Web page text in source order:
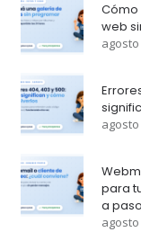
Cómo
web
agosto
agosto
para
a
agosto